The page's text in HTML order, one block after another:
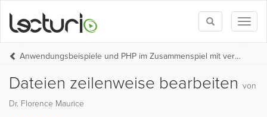
Toggle
search
Anwendungsbeispiele und PHP im Zusammenspiel mit verschiedenen Dateitypen
Dateien zeilenweise bearbeiten von
Dr. Florence Maurice